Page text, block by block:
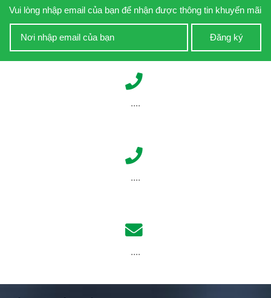
Vui lòng nhập email của bạn để nhận được thông tin khuyến mãi
Đăng ký
....
....
....